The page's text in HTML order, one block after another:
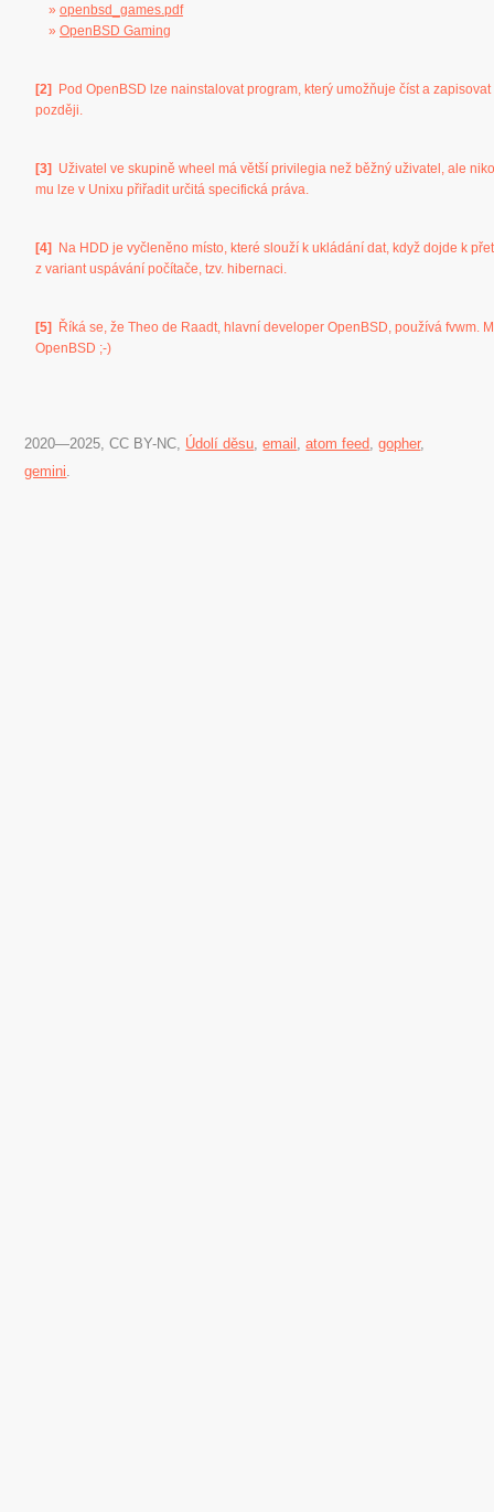
» openbsd_games.pdf
» OpenBSD Gaming
[2]
Pod OpenBSD lze nainstalovat program, který umožňuje číst a
později.
[3]
Uživatel ve skupině wheel má větší privilegia než běžný uživatel, ale
mu lze v Unixu přiřadit určitá specifická práva.
[4]
Na HDD je vyčleněno místo, které slouží k ukládání dat, když dojde k
z variant uspávání počítače, tzv. hibernaci.
[5]
Říká se, že Theo de Raadt, hlavní developer OpenBSD, používá fvwm.
OpenBSD ;-)
2020―2025, CC BY-NC, Údolí děsu ,email ,atom feed ,gopher,
gemini